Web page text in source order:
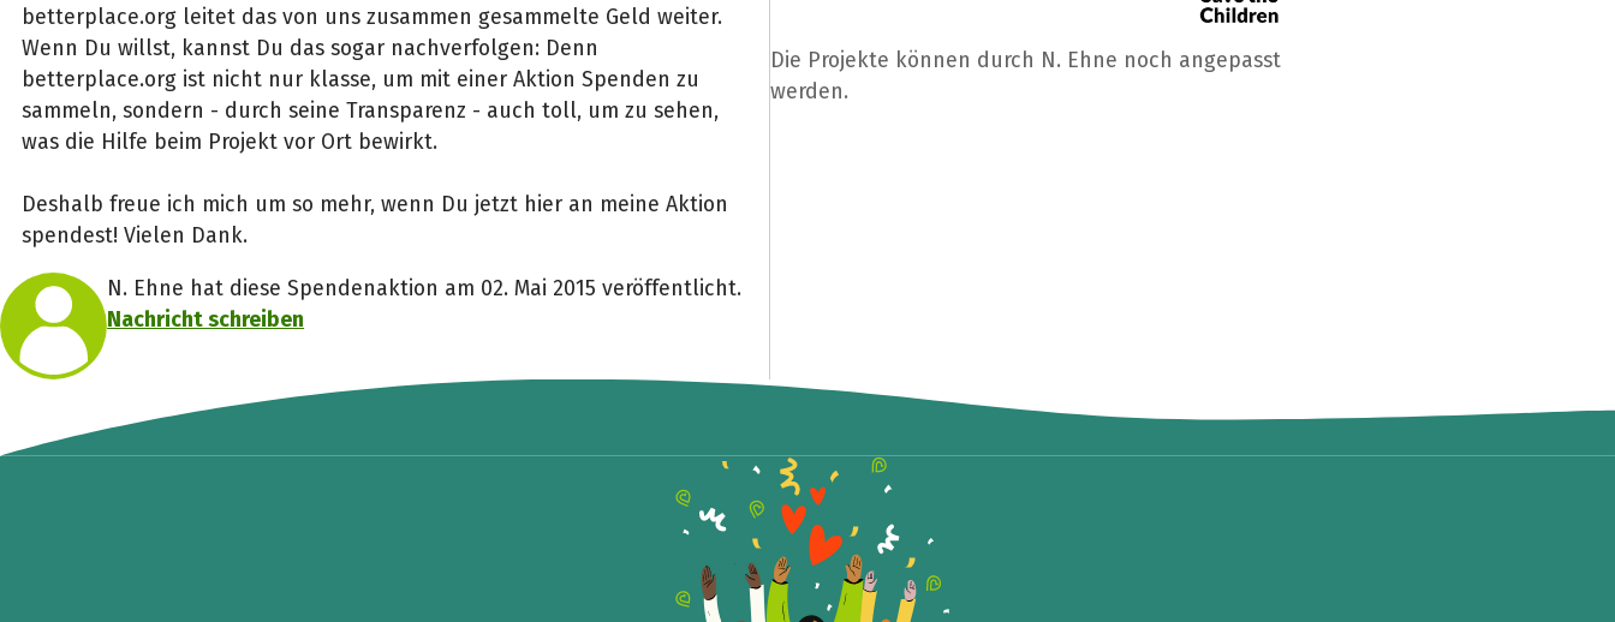
betterplace.org leitet das von uns zusammen gesammelte Geld weiter.
Wenn Du willst, kannst Du das sogar nachverfolgen: Denn
betterplace.org ist nicht nur klasse, um mit einer Aktion Spenden zu
sammeln, sondern - durch seine Transparenz - auch toll, um zu sehen,
was die Hilfe beim Projekt vor Ort bewirkt.
Deshalb freue ich mich um so mehr, wenn Du jetzt hier an meine Aktion
spendest! Vielen Dank.
N. Ehne hat diese Spendenaktion am 02. Mai 2015 veröffentlicht.
Nachricht schreiben
Die Projekte können durch N. Ehne noch angepasst
werden.
Teile die Spendenaktion
Hilf mit noch mehr Spenden zu sammeln!